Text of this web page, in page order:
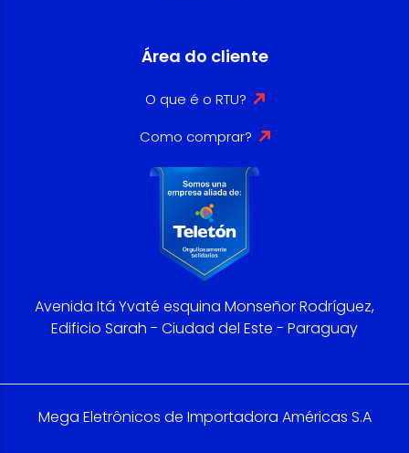
Área do cliente
O que é o RTU?
Como comprar?
Avenida Itá Yvaté esquina Monseñor Rodríguez,
Edificio Sarah - Ciudad del Este - Paraguay
Mega Eletrônicos de Importadora Américas S.A